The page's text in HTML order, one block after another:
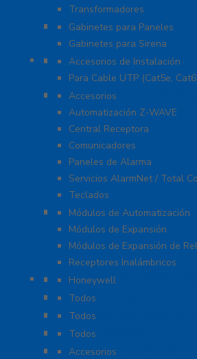
Transformadores
Gabinetes y Carcasas
Gabinetes para Paneles
Gabinetes para Sirena
Herramientas
Accesorios de Instalación
Para Cable UTP (Cat5e,
Honeywell Total Connect
Accesorios
Automatización Z-WAVE
Central Receptora
Comunicadores
Paneles de Alarma
Servicios AlarmNet / Total
Teclados
Módulos de Expansión
Módulos de Automatización
Módulos de Expansión
Módulos de Expansión de
Receptores Inalámbricos
Megafonía y
Honeywell
Paneles de Alarma
Todos
Protección Contra
Todos
Videoverificación
Todos
Generadores de Niebla
Accesorios